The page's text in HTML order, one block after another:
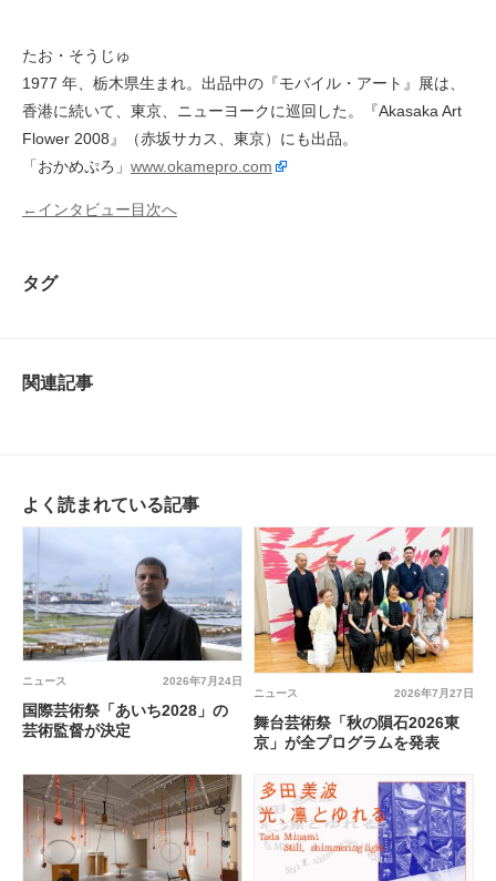
たお・そうじゅ
1977 年、栃木県生まれ。出品中の『モバイル・アート』展は、
香港に続いて、東京、ニューヨークに巡回した。『Akasaka Art
Flower 2008』（赤坂サカス、東京）にも出品。
「おかめぷろ」 www.okamepro.com
←インタビュー目次へ
タグ
関連記事
よく読まれている記事
2026年7月24日
ニュース
国際芸術祭「あいち2028」の
芸術監督が決定
2026年7月27日
ニュース
舞台芸術祭「秋の隕石2026東
京」が全プログラムを発表